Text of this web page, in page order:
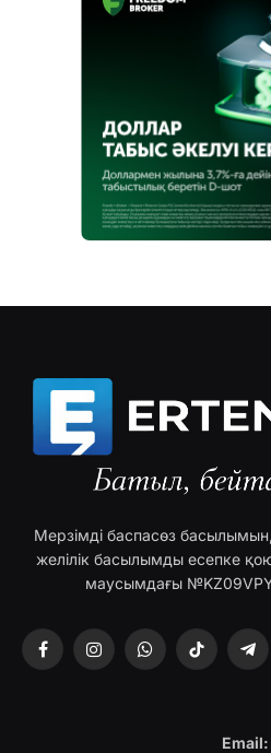
Мерзімді баспасөз басылымын,
желілік басылымды есепке
маусымдағы
FacebookInstagramWhatsAppTikTok
Email: